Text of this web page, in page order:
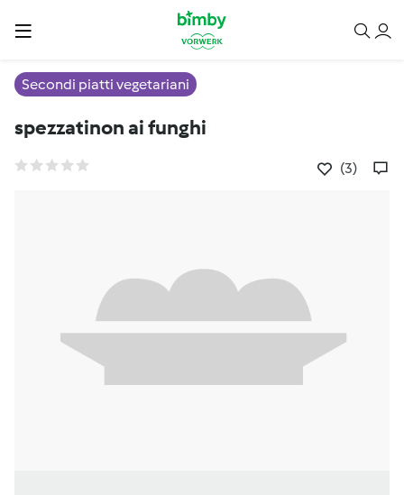
Secondi piatti vegetariani
spezzatinon ai funghi
(3)